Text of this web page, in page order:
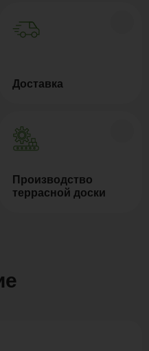
Доставка
Производство
террасной доски